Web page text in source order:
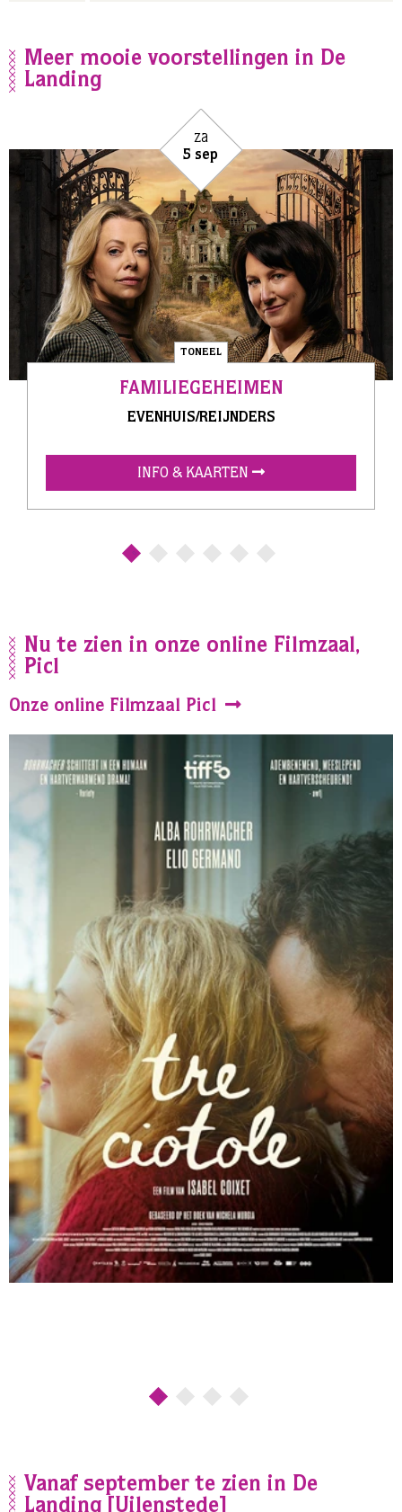
Meer mooie voorstellingen in De
Landing
za
5 sep
TONEEL
FAMILIEGEHEIMEN
EVENHUIS/REIJNDERS
INFO & KAARTEN
Nu te zien in onze online Filmzaal,
Picl
Onze online Filmzaal Picl
Vanaf september te zien in De